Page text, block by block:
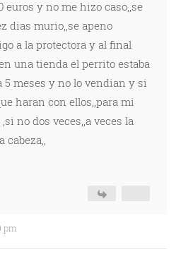
euros y no me hizo caso,,se
dias murio,,se apeno
a la protectora y al final
una tienda el perrito estaba
5 meses y no lo vendian y si
haran con ellos,,para mi
no dos veces,,a veces la
cabeza,,
pm